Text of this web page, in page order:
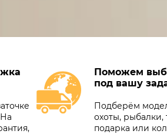
Поможем
под вашу
Подберём
охоты, рыбалки,
подарка или